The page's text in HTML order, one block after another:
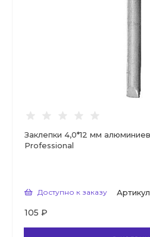
Заклепки 4,0*12 мм
Professional
Доступно к заказу Артикул
105 ₽